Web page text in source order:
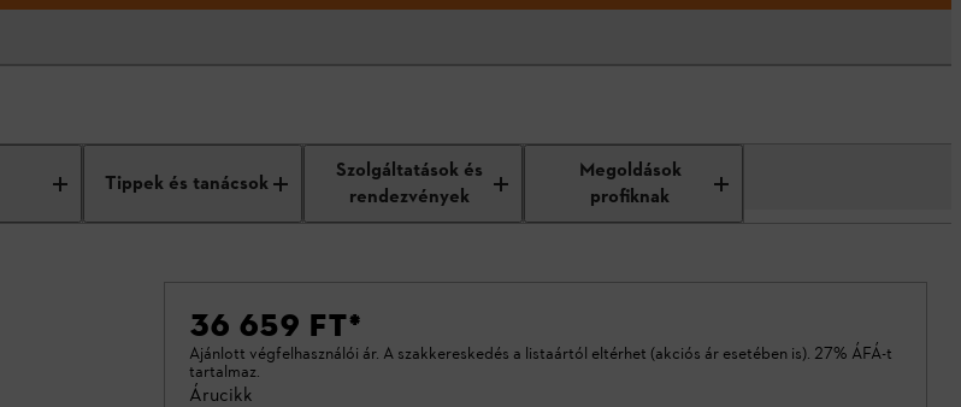
Tippek és tanácsok
Szolgáltatások és
rendezvények
Megoldások
profiknak
36 659 FT*
Ajánlott végfelhasználói ár. A szakkereskedés a listaártól eltérhet (akciós ár esetében is). 27% ÁFÁ-t
tartalmaz.
Árucikk